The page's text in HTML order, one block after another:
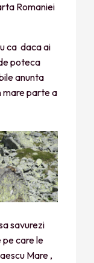
Romaniei
ca daca ai
poteca
anunta
mare parte a
savurezi
care le
Mare ,